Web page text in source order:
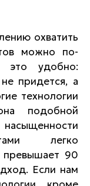
охватить
можно по-
это удобно:
придется, а
технологии
подобной
легко
превышает 90
Если нам